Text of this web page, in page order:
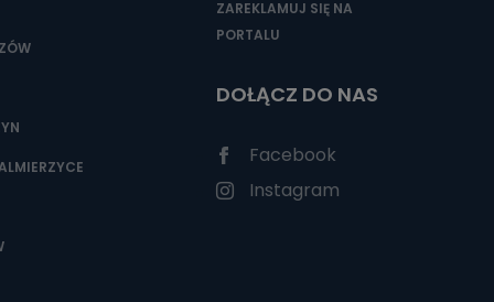
ZAREKLAMUJ SIĘ NA
PORTALU
DOŁĄCZ DO NAS
Facebook
Instagram